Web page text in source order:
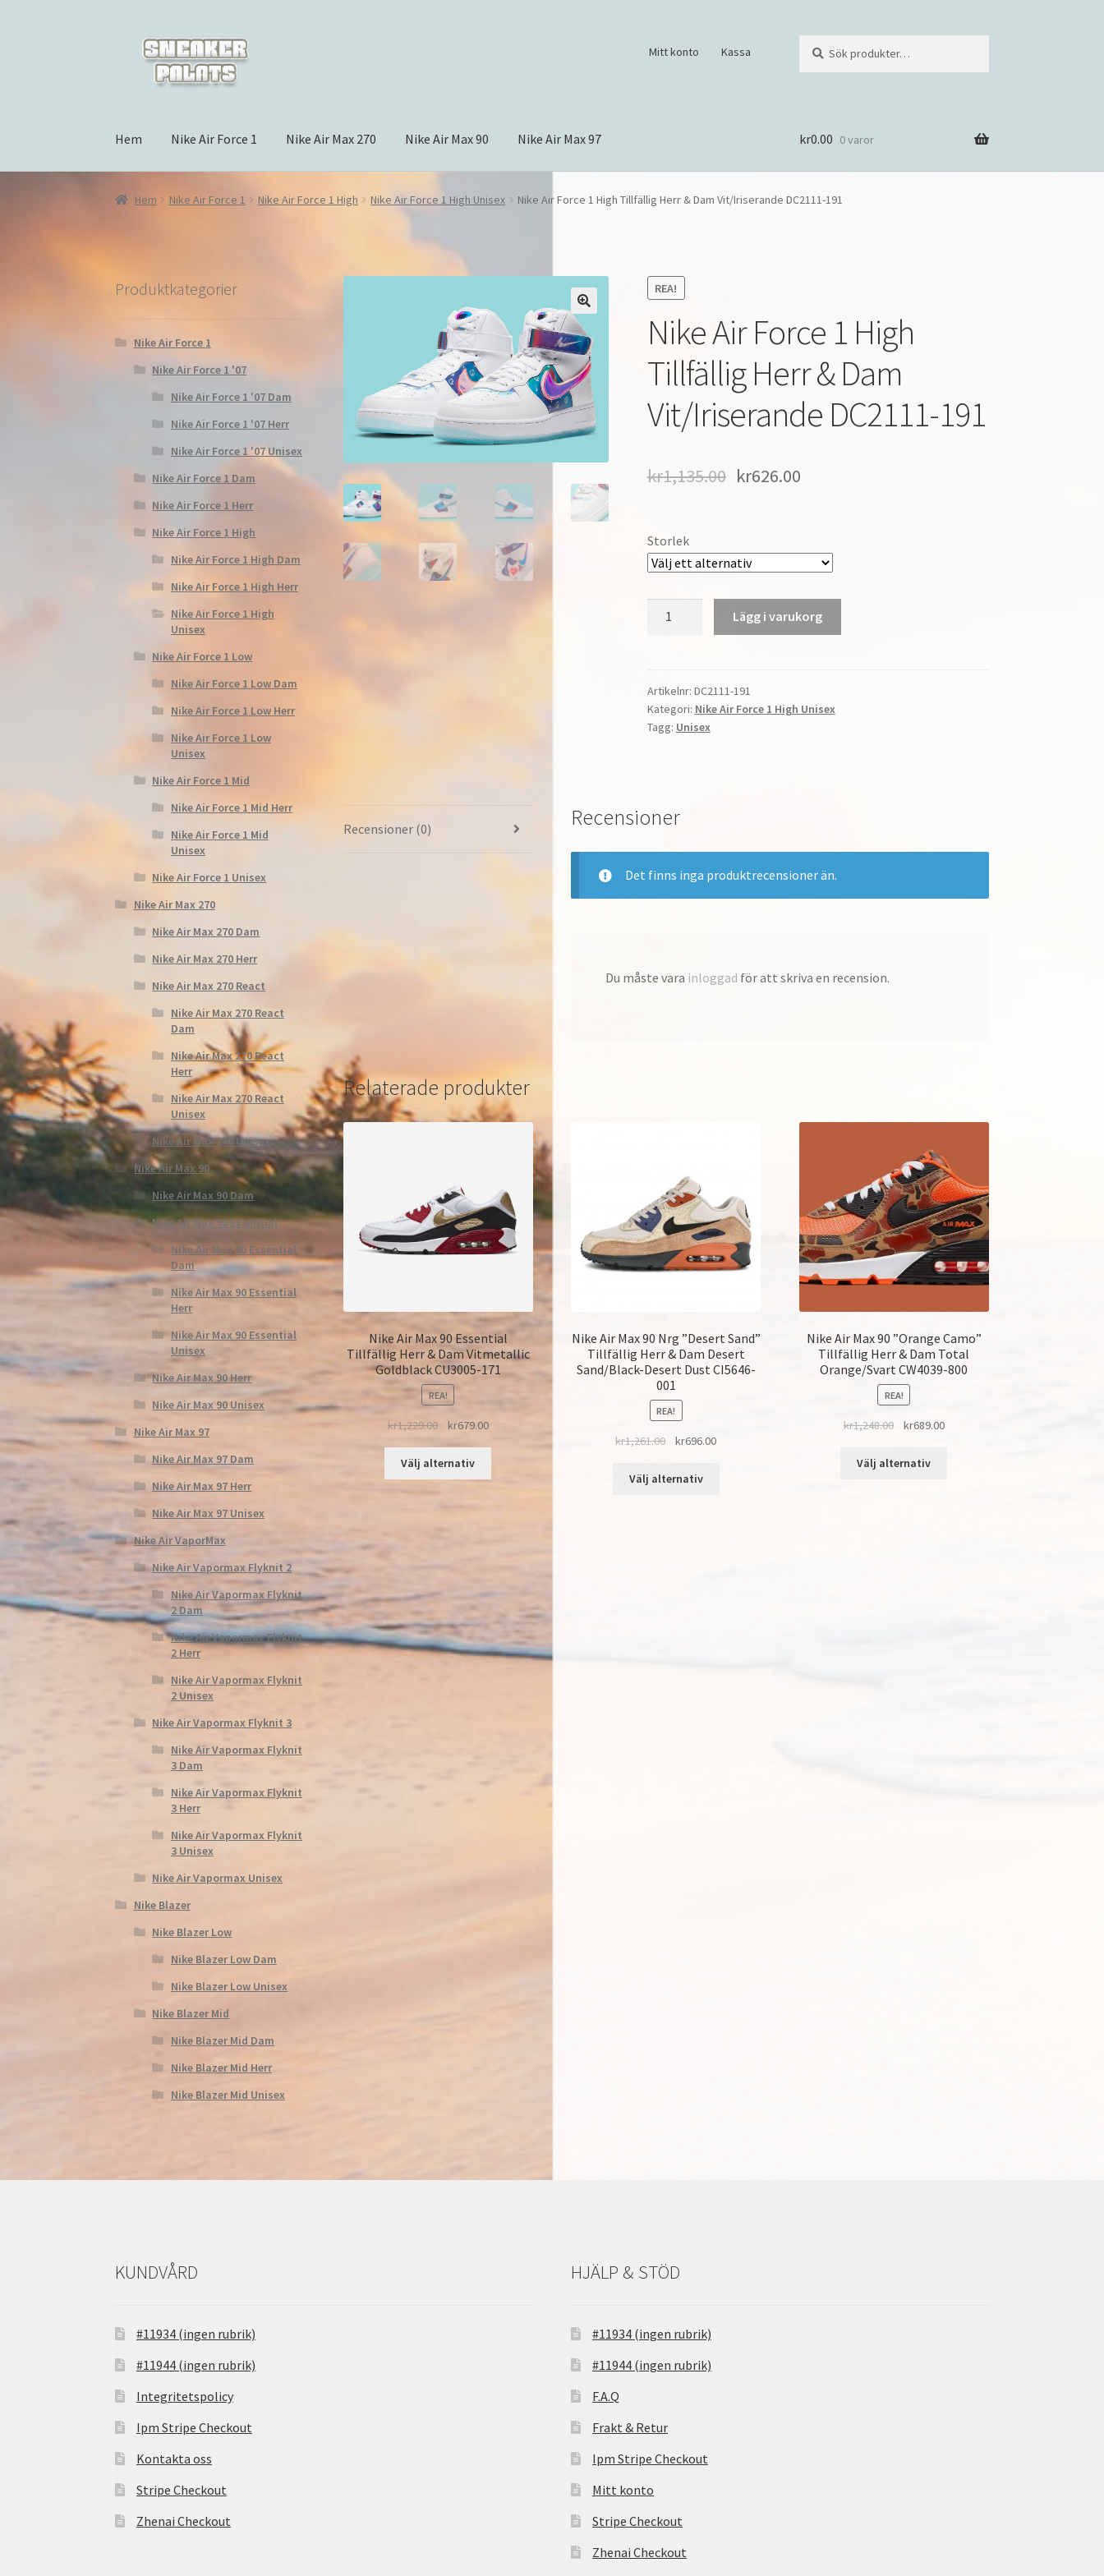
Hoppa
navigering
Hoppa
innehåll
Mitt konto Kassa
efter:
Hem Nike Air Force 1 Nike Air Max 270 Nike Air Max 90 Nike Air Max 97 kr0.00 0 varor
Hem Nike Air Force 1 Nike Air Force 1 High Nike Air Force 1 High Unisex Nike Air Force 1 High Tillfällig Herr & Dam Vit/Iriserande DC2111-191
REA!
🔍
Nike Air Force 1 High
Tillfällig Herr & Dam
Vit/Iriserande DC2111-191
kr1,135.00 kr626.00
Storlek
High
Tillfällig
Herr
DC2111-
mängd
Lägg i varukorg
Artikelnr: DC2111-191
Kategori: Nike Air Force 1 High Unisex
Tagg: Unisex
Recensioner (0) Recensioner
Det finns inga produktrecensioner än.
Du måste vara inloggad för att skriva en recension.
Relaterade produkter
Nike Air Max 90 Essential
Tillfällig Herr & Dam Vitmetallic
Goldblack CU3005-171
REA!
kr1,229.00 kr679.00
Välj alternativ
Nike Air Max 90 Nrg ”Desert Sand”
Tillfällig Herr & Dam Desert
Sand/Black-Desert Dust CI5646-
001
REA!
kr1,261.00 kr696.00
Välj alternativ
Nike Air Max 90 ”Orange Camo”
Tillfällig Herr & Dam Total
Orange/Svart CW4039-800
REA!
kr1,248.00 kr689.00
Välj alternativ
Produktkategorier
Nike Air Force 1
Nike Air Force 1 '07
Nike Air Force 1 '07 Dam
Nike Air Force 1 '07 Herr
Nike Air Force 1 '07 Unisex
Nike Air Force 1 Dam
Nike Air Force 1 Herr
Nike Air Force 1 High
Nike Air Force 1 High Dam
Nike Air Force 1 High Herr
Nike Air Force 1 High
Unisex
Nike Air Force 1 Low
Nike Air Force 1 Low Dam
Nike Air Force 1 Low Herr
Nike Air Force 1 Low
Unisex
Nike Air Force 1 Mid
Nike Air Force 1 Mid Herr
Nike Air Force 1 Mid
Unisex
Nike Air Force 1 Unisex
Nike Air Max 270
Nike Air Max 270 Dam
Nike Air Max 270 Herr
Nike Air Max 270 React
Nike Air Max 270 React
Dam
Nike Air Max 270 React
Herr
Nike Air Max 270 React
Unisex
Nike Air Max 270 Unisex
Nike Air Max 90
Nike Air Max 90 Dam
Nike Air Max 90 Essential
Nike Air Max 90 Essential
Dam
Nike Air Max 90 Essential
Herr
Nike Air Max 90 Essential
Unisex
Nike Air Max 90 Herr
Nike Air Max 90 Unisex
Nike Air Max 97
Nike Air Max 97 Dam
Nike Air Max 97 Herr
Nike Air Max 97 Unisex
Nike Air VaporMax
Nike Air Vapormax Flyknit 2
Nike Air Vapormax Flyknit
2 Dam
Nike Air Vapormax Flyknit
2 Herr
Nike Air Vapormax Flyknit
2 Unisex
Nike Air Vapormax Flyknit 3
Nike Air Vapormax Flyknit
3 Dam
Nike Air Vapormax Flyknit
3 Herr
Nike Air Vapormax Flyknit
3 Unisex
Nike Air Vapormax Unisex
Nike Blazer
Nike Blazer Low
Nike Blazer Low Dam
Nike Blazer Low Unisex
Nike Blazer Mid
Nike Blazer Mid Dam
Nike Blazer Mid Herr
Nike Blazer Mid Unisex
KUNDVÅRD
#11934 (ingen rubrik)
#11944 (ingen rubrik)
Integritetspolicy
Ipm Stripe Checkout
Kontakta oss
Stripe Checkout
Zhenai Checkout
HJÄLP & STÖD
#11934 (ingen rubrik)
#11944 (ingen rubrik)
F.A.Q
Frakt & Retur
Ipm Stripe Checkout
Mitt konto
Stripe Checkout
Zhenai Checkout